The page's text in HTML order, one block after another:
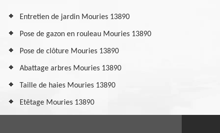
Entretien de jardin Mouries 13890
Pose de gazon en rouleau Mouries 13890
Pose de clôture Mouries 13890
Abattage arbres Mouries 13890
Taille de haies Mouries 13890
Etêtage Mouries 13890